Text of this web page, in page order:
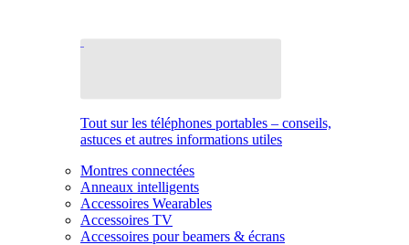
Tout sur les téléphones portables – conseils,
astuces et autres informations utiles
Montres connectées
Anneaux intelligents
Accessoires Wearables
Accessoires TV
Accessoires pour beamers & écrans